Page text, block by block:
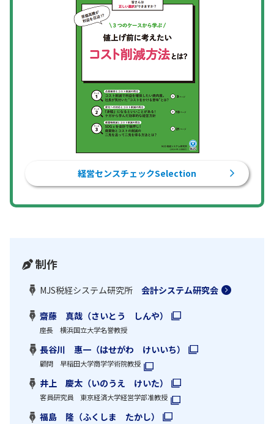
経営センスチェックSelection
制作
MJS税経システム研究所 会計システム研究会
齋藤 真哉（さいとう しんや）
座長 横浜国立大学名誉教授
長谷川 惠一（はせがわ けいいち）
顧問 早稲田大学商学学術院教授
井上 慶太（いのうえ けいた）
客員研究員 東京経済大学経営学部准教授
福島 隆（ふくしま たかし）